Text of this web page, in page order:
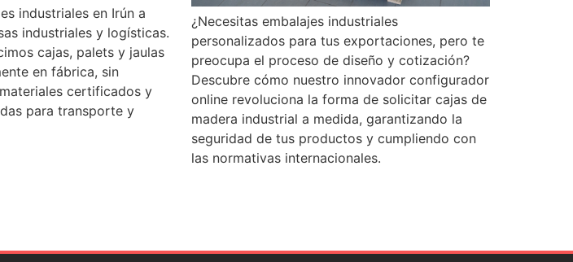
industriales en Irún a
industriales y logísticas.
cajas, palets y jaulas
en fábrica, sin
certificados y
para transporte y
¿Necesitas embalajes industriales
personalizados para tus exportaciones, pero te
preocupa el proceso de diseño y cotización?
Descubre cómo nuestro innovador configurador
online revoluciona la forma de solicitar cajas de
madera industrial a medida, garantizando la
seguridad de tus productos y cumpliendo con
las normativas internacionales.